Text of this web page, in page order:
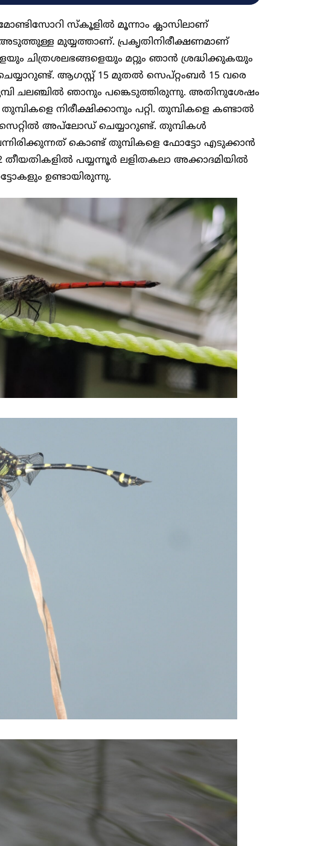
സ്കൂളിൽ മൂന്നാം ക്ലാസിലാണ്
അടുത്തുള്ള മുയ്യത്താണ്. പ്രകൃതിനിരീക്ഷണമാണ്
ചിത്രശലഭങ്ങളെയും മറ്റും ഞാൻ ശ്രദ്ധിക്കുകയും
ആഗസ്റ്റ് 15 മുതൽ സെപ്റ്റംബർ 15 വരെ
തുമ്പി ചലഞ്ചിൽ ഞാനും പങ്കെടുത്തിരുന്നു. അതിനുശേഷം
നിരീക്ഷിക്കാനും പറ്റി. തുമ്പികളെ കണ്ടാൽ
അപ്‌ലോഡ് ചെയ്യാറുണ്ട്. തുമ്പികൾ
കൊണ്ട് തുമ്പികളെ ഫോട്ടോ എടുക്കാൻ
പയ്യന്നൂർ ലളിതകലാ അക്കാദമിയിൽ
ഉണ്ടായിരുന്നു.